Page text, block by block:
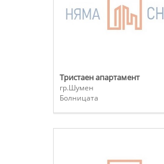
Тристаен апартамент
гр.Шумен
Болницата